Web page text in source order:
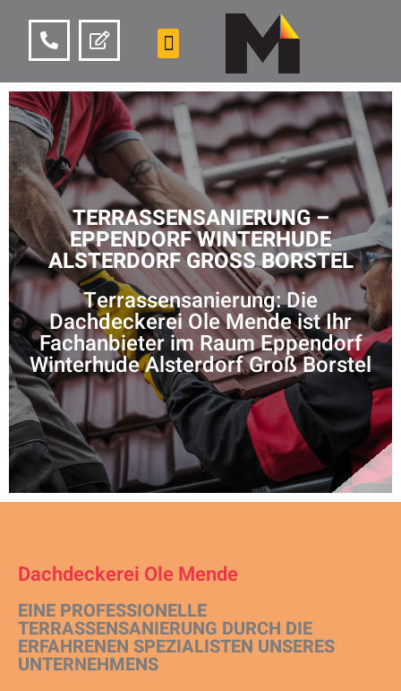
TERRASSENSANIERUNG –
EPPENDORF WINTERHUDE
ALSTERDORF GROSS BORSTEL
Terrassensanierung: Die
Dachdeckerei Ole Mende ist Ihr
Fachanbieter im Raum Eppendorf
Winterhude Alsterdorf Groß Borstel
Dachdeckerei Ole Mende
EINE PROFESSIONELLE
TERRASSENSANIERUNG DURCH DIE
ERFAHRENEN SPEZIALISTEN UNSERES
UNTERNEHMENS